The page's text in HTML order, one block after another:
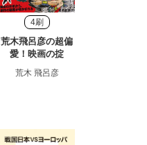
4刷
荒木飛呂彦の超偏
愛！映画の掟
荒木 飛呂彦